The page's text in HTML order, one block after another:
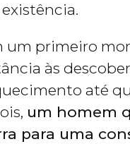
um primeiro
às
até
um homem
para uma